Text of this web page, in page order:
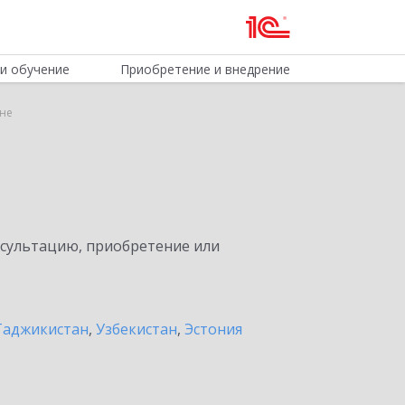
обучение Приобретение и внедрение
приобретение или
, Узбекистан, Эстония